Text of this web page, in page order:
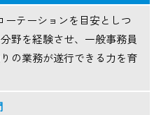
ーテーションを目安としつ
野を経験させ、一般事務員
の業務が遂行できる力を育